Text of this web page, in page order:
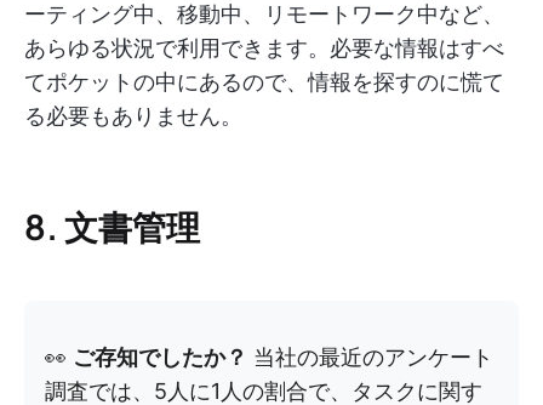
ーティング中、移動中、リモートワーク中など、
あらゆる状況で利用できます。必要な情報はすべ
てポケットの中にあるので、情報を探すのに慌て
る必要もありません。
8. 文書管理
👀 ご存知でしたか？ 当社の最近のアンケート
調査では、5人に1人の割合で、タスクに関す